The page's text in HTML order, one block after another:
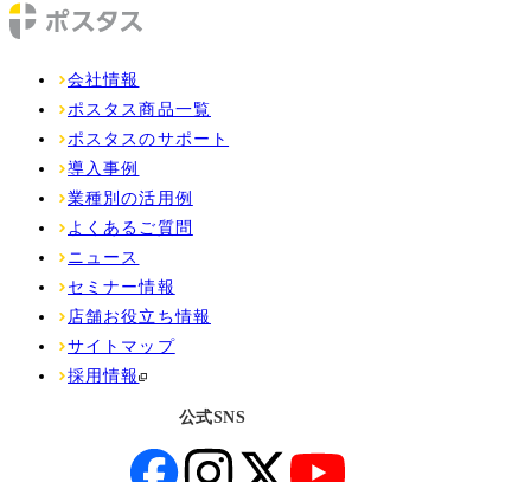
会社情報
ポスタス商品一覧
ポスタスのサポート
導入事例
業種別の活用例
よくあるご質問
ニュース
セミナー情報
店舗お役立ち情報
サイトマップ
採用情報
公式SNS